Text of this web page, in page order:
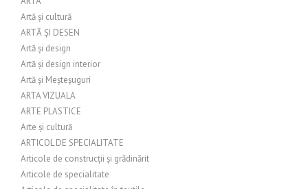
Artă și cultură
ARTĂ ȘI DESEN
Artă și design
Artă și design interior
Artă și Meșteșuguri
ARTA VIZUALA
ARTE PLASTICE
Arte și cultură
ARTICOL DE SPECIALITATE
Articole de construcții și grădinărit
Articole de specialitate